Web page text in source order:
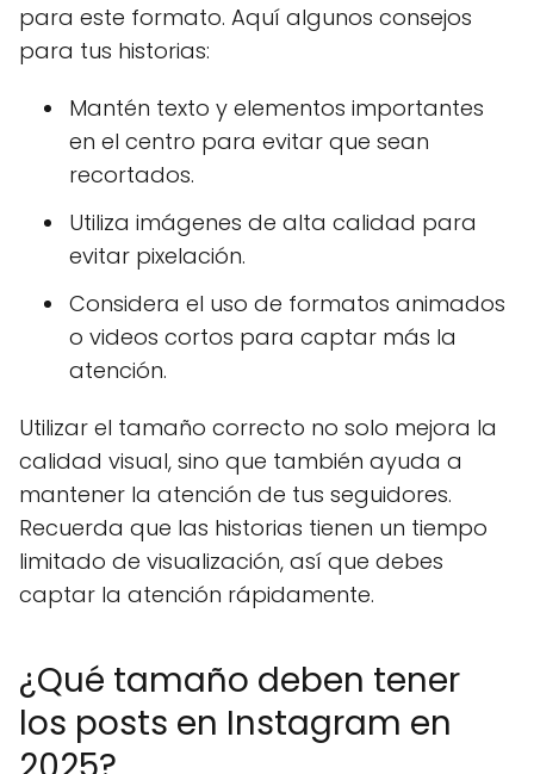
para este formato. Aquí algunos consejos
para tus historias:
Mantén texto y elementos importantes
en el centro para evitar que sean
recortados.
Utiliza imágenes de alta calidad para
evitar pixelación.
Considera el uso de formatos animados
o videos cortos para captar más la
atención.
Utilizar el tamaño correcto no solo mejora la
calidad visual, sino que también ayuda a
mantener la atención de tus seguidores.
Recuerda que las historias tienen un tiempo
limitado de visualización, así que debes
captar la atención rápidamente.
¿Qué tamaño deben tener
los posts en Instagram en